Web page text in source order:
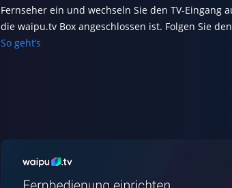
Smart TVs
Fernseher ein und wechseln Sie den TV-Eingang
die waipu.tv Box angeschlossen ist. Folgen Sie
So geht’s